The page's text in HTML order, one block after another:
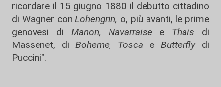
ricordare il 15 giugno 1880 il debutto cittadino
di Wagner conLohengrin, o, più avanti, le prime
genovesi di Manon, Navarraise e Thais di
Massenet, di Boheme, Tosca e Butterfly di
Puccini".